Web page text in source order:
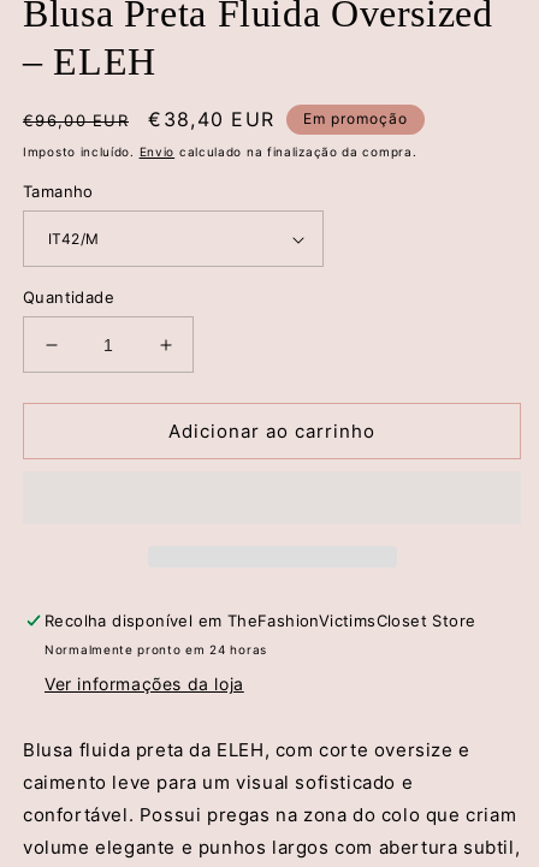
Blusa Preta Fluida Oversized
– ELEH
Preço
normal
€96,00 EUR
Preço
de
€38,40 EUR Em promoção
Imposto incluído. Envio calculado na finalização da compra.
Tamanho
Quantidade
Diminuir
a
quantidade
Blusa
Aumentar
a
quantidade
de
Blusa
Adicionar ao carrinho
Recolha disponível em TheFashionVictimsCloset Store
Normalmente pronto em 24 horas
Ver informações da loja
Blusa fluida preta da ELEH, com corte oversize e
caimento leve para um visual sofisticado e
confortável. Possui pregas na zona do colo que criam
volume elegante e punhos largos com abertura subtil,